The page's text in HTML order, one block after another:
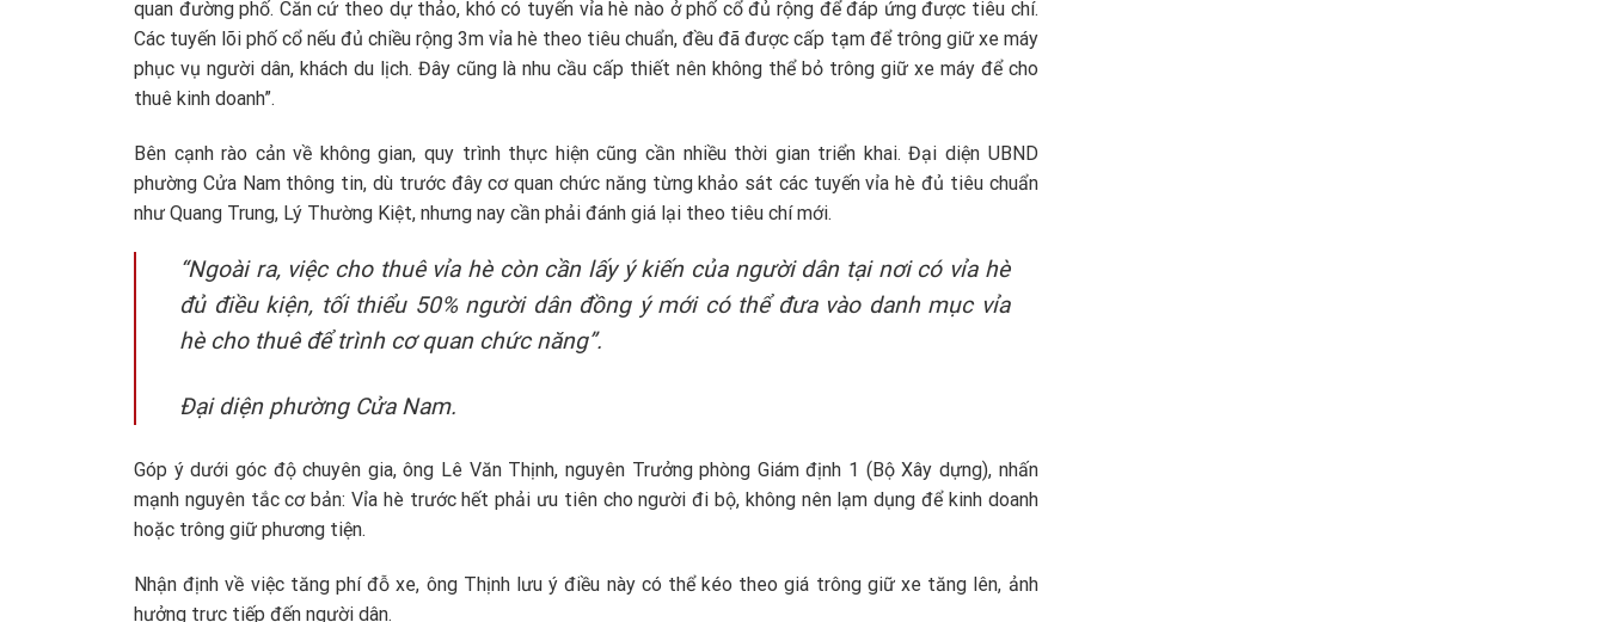
quan đường phố. Căn cứ theo dự thảo, khó có tuyến vỉa hè nào ở phố cổ đủ rộng để đáp ứng được tiêu chí.
Các tuyến lõi phố cổ nếu đủ chiều rộng 3m vỉa hè theo tiêu chuẩn, đều đã được cấp tạm để trông giữ xe máy
phục vụ người dân, khách du lịch. Đây cũng là nhu cầu cấp thiết nên không thể bỏ trông giữ xe máy để cho
thuê kinh doanh”.
Bên cạnh rào cản về không gian, quy trình thực hiện cũng cần nhiều thời gian triển khai. Đại diện UBND
phường Cửa Nam thông tin, dù trước đây cơ quan chức năng từng khảo sát các tuyến vỉa hè đủ tiêu chuẩn
như Quang Trung, Lý Thường Kiệt, nhưng nay cần phải đánh giá lại theo tiêu chí mới.
“Ngoài ra, việc cho thuê vỉa hè còn cần lấy ý kiến của người dân tại nơi có vỉa hè
đủ điều kiện, tối thiểu 50% người dân đồng ý mới có thể đưa vào danh mục vỉa
hè cho thuê để trình cơ quan chức năng”.
Đại diện phường Cửa Nam.
Góp ý dưới góc độ chuyên gia, ông Lê Văn Thịnh, nguyên Trưởng phòng Giám định 1 (Bộ Xây dựng), nhấn
mạnh nguyên tắc cơ bản: Vỉa hè trước hết phải ưu tiên cho người đi bộ, không nên lạm dụng để kinh doanh
hoặc trông giữ phương tiện.
Nhận định về việc tăng phí đỗ xe, ông Thịnh lưu ý điều này có thể kéo theo giá trông giữ xe tăng lên, ảnh
hưởng trực tiếp đến người dân.